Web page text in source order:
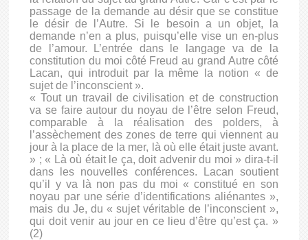
passage de la demande au désir que se constitue
le désir de l’Autre. Si le besoin a un objet, la
demande n’en a plus, puisqu’elle vise un en-plus
de l’amour. L’entrée dans le langage va de la
constitution du moi côté Freud au grand Autre côté
Lacan, qui introduit par la même la notion « de
sujet de l’inconscient ».
« Tout un travail de civilisation et de construction
va se faire autour du noyau de l’être selon Freud,
comparable à la réalisation des polders, à
l’assèchement des zones de terre qui viennent au
jour à la place de la mer, là où elle était juste avant.
» ; « Là où était le ça, doit advenir du moi » dira-t-il
dans les nouvelles conférences. Lacan soutient
qu’il y va là non pas du moi « constitué en son
noyau par une série d’identifications aliénantes »,
mais du Je, du « sujet véritable de l’inconscient »,
qui doit venir au jour en ce lieu d’être qu’est ça. »
(2)